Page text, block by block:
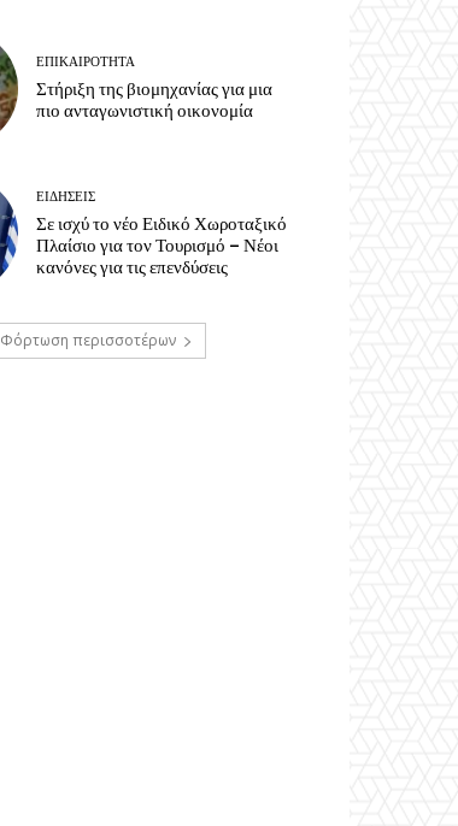
ΕΠΙΚΑΙΡΟΤΗΤΑ
Στήριξη της βιομηχανίας για μια
πιο ανταγωνιστική οικονομία
ΕΙΔΗΣΕΙΣ
Σε ισχύ το νέο Ειδικό Χωροταξικό
Πλαίσιο για τον Τουρισμό – Νέοι
κανόνες για τις επενδύσεις
Φόρτωση περισσοτέρων